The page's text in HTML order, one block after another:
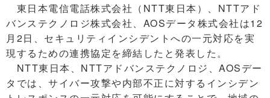
東日本電信電話株式会社（NTT東日本）、NTTアド
バンステクノロジ株式会社、AOSデータ株式会社は12
月2日、セキュリティインシデントへの一元対応を実
現するための連携協定を締結したと発表した。
NTT東日本、NTTアドバンステクノロジ、AOSデー
タでは、サイバー攻撃や内部不正に対するインシデン